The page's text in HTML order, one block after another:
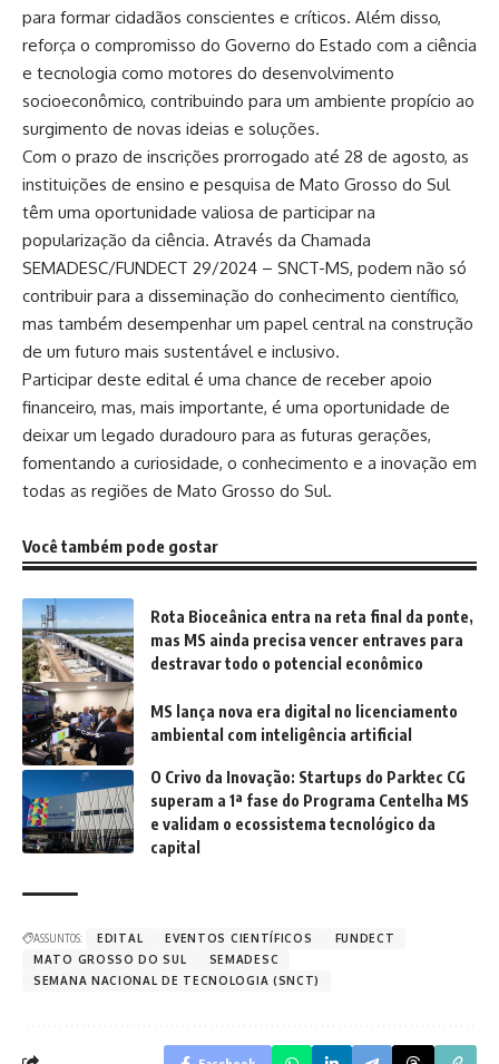
para formar cidadãos conscientes e críticos. Além disso,
reforça o compromisso do Governo do Estado com a ciência
e tecnologia como motores do desenvolvimento
socioeconômico, contribuindo para um ambiente propício ao
surgimento de novas ideias e soluções.
Com o prazo de inscrições prorrogado até 28 de agosto, as
instituições de ensino e pesquisa de Mato Grosso do Sul
têm uma oportunidade valiosa de participar na
popularização da ciência. Através da Chamada
SEMADESC/FUNDECT 29/2024 – SNCT-MS, podem não só
contribuir para a disseminação do conhecimento científico,
mas também desempenhar um papel central na construção
de um futuro mais sustentável e inclusivo.
Participar deste edital é uma chance de receber apoio
financeiro, mas, mais importante, é uma oportunidade de
deixar um legado duradouro para as futuras gerações,
fomentando a curiosidade, o conhecimento e a inovação em
todas as regiões de Mato Grosso do Sul.
Você também pode gostar
Rota Bioceânica entra na reta final da ponte,
mas MS ainda precisa vencer entraves para
destravar todo o potencial econômico
MS lança nova era digital no licenciamento
ambiental com inteligência artificial
O Crivo da Inovação: Startups do Parktec CG
superam a 1ª fase do Programa Centelha MS
e validam o ecossistema tecnológico da
capital
ASSUNTOS: EDITAL EVENTOS CIENTÍFICOS
FUNDECT
MATO GROSSO DO SUL
SEMADESC
SEMANA NACIONAL DE TECNOLOGIA (SNCT)